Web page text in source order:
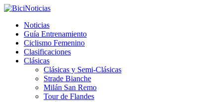
Noticias
Guía Entrenamiento
Ciclismo Femenino
Clasificaciones
Clásicas
Clásicas y Semi-Clásicas
Strade Bianche
Milán San Remo
Tour de Flandes